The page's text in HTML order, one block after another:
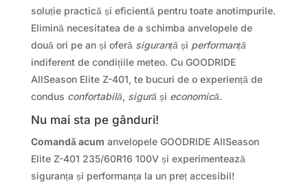
soluție practică și eficientă pentru toate anotimpurile.
Elimină necesitatea de a schimba anvelopele de
două ori pe an și oferă siguranță și performanță
indiferent de condițiile meteo. Cu GOODRIDE
AllSeason Elite Z-401, te bucuri de o experiență de
condus confortabilă, sigură și economică.
Nu mai sta pe gânduri!
Comandă acum anvelopele GOODRIDE AllSeason
Elite Z-401 235/60R16 100V și experimentează
siguranța și performanța la un preț accesibil!